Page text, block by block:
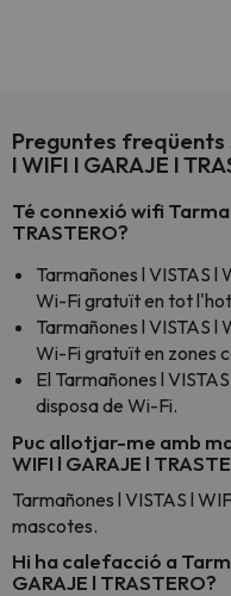
Preguntes freqüents
l WIFI l GARAJE l
Té connexió wifi
TRASTERO?
Tarmañones l VISTAS l
Wi-Fi gratuït en tot
Tarmañones l VISTAS l
Wi-Fi gratuït en zones
El Tarmañones l
disposa de Wi-Fi.
Puc allotjar-me amb
WIFI l GARAJE l
Tarmañones l VISTAS l
mascotes.
Hi ha calefacció a
GARAJE l TRASTERO?